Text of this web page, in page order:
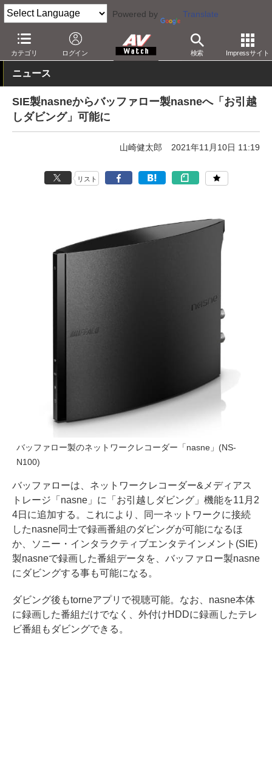
Powered by Translate
カテゴリ ログイン 検索 Impressサイト
AV Watch 製品 レコーダ nasne/torne
ニュース
SIE製nasneからバッファロー製nasneへ「お引越
しダビング」可能に
山崎健太郎 2021年11月10日 11:19
リスト
バッファロー製のネットワークレコーダー「nasne」(NS-
N100)
バッファローは、ネットワークレコーダー&メディアス
トレージ「nasne」に「お引越しダビング」機能を11月2
4日に追加する。これにより、同一ネットワークに接続
したnasne同士で録画番組のダビングが可能になるほ
か、ソニー・インタラクティブエンタテインメント(SIE)
製nasneで録画した番組データを、バッファロー製nasne
にダビングする事も可能になる。
ダビング後もtorneアプリで視聴可能。なお、nasne本体
に録画した番組だけでなく、外付けHDDに録画したテレ
ビ番組もダビングできる。